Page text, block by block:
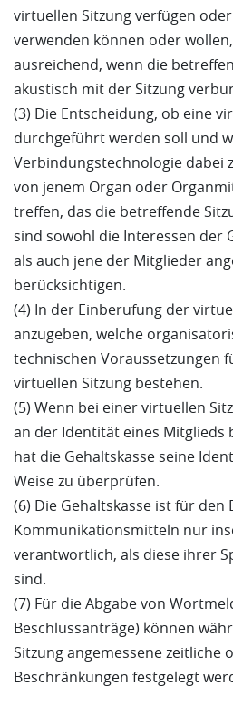
virtuellen Sitzung verfügen
verwenden können oder
ausreichend, wenn die
akustisch mit der Sitzung
(3) Die Entscheidung, ob eine
durchgeführt werden soll und
Verbindungstechnologie dabei
von jenem Organ oder
treffen, das die betreffende
sind sowohl die Interessen der
als auch jene der Mitglieder
berücksichtigen.
(4) In der Einberufung der
anzugeben, welche
technischen Voraussetzungen
virtuellen Sitzung bestehen.
(5) Wenn bei einer virtuellen
an der Identität eines Mitglieds
hat die Gehaltskasse seine
Weise zu überprüfen.
(6) Die Gehaltskasse ist für den
Kommunikationsmitteln nur
verantwortlich, als diese ihrer
sind.
(7) Für die Abgabe von
Beschlussanträge) können
Sitzung angemessene zeitliche
Beschränkungen festgelegt